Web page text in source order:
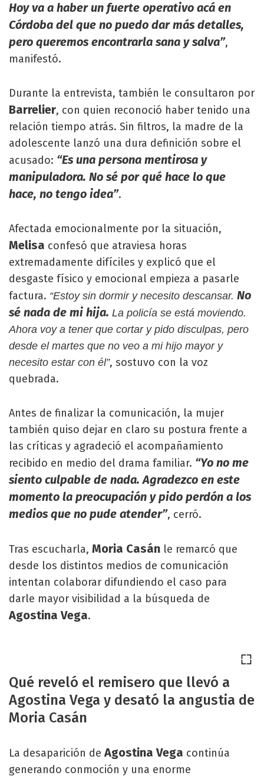
Hoy va a haber un fuerte operativo acá en
Córdoba del que no puedo dar más detalles,
pero queremos encontrarla sana y salva”,
manifestó.
Durante la entrevista, también le consultaron por
Barrelier, con quien reconoció haber tenido una
relación tiempo atrás. Sin filtros, la madre de la
adolescente lanzó una dura definición sobre el
acusado: “Es una persona mentirosa y
manipuladora. No sé por qué hace lo que
hace, no tengo idea”.
Afectada emocionalmente por la situación,
Melisa confesó que atraviesa horas
extremadamente difíciles y explicó que el
desgaste físico y emocional empieza a pasarle
factura. “Estoy sin dormir y necesito descansar. No
sé nada de mi hija. La policía se está moviendo.
Ahora voy a tener que cortar y pido disculpas, pero
desde el martes que no veo a mi hijo mayor y
necesito estar con él”, sostuvo con la voz
quebrada.
Antes de finalizar la comunicación, la mujer
también quiso dejar en claro su postura frente a
las críticas y agradeció el acompañamiento
recibido en medio del drama familiar. “Yo no me
siento culpable de nada. Agradezco en este
momento la preocupación y pido perdón a los
medios que no pude atender”, cerró.
Tras escucharla, Moria Casán le remarcó que
desde los distintos medios de comunicación
intentan colaborar difundiendo el caso para
darle mayor visibilidad a la búsqueda de
Agostina Vega.
Qué reveló el remisero que llevó a
Agostina Vega y desató la angustia de
Moria Casán
La desaparición deAgostina Vega continúa
generando conmoción y una enorme